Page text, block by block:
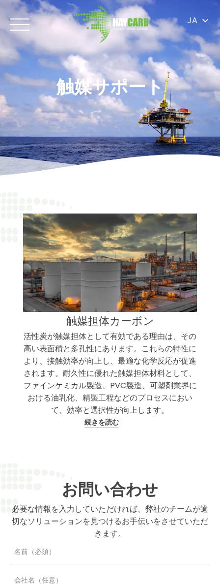
JA
触媒サポート
触媒担体カーボン
活性炭が触媒担体として有効である理由は、その
高い表面積と多孔性にあります。これらの特性に
より、接触効率が向上し、最適な化学反応が促進
されます。耐久性に優れた触媒担体材料として、
ファインケミカル製造、PVC製造、可塑剤業界に
おける油乳化、精製工程などのプロセスにおい
て、効率と選択性が向上します。
続きを読む
パンフレットをダウンロード
お問い合わせ
必要な情報を入力していただければ、弊社のチームが適
切なソリューションを見つけるお手伝いをさせていただ
きます。